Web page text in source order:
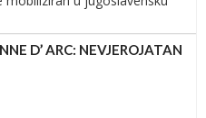
D’ ARC: NEVJEROJATAN